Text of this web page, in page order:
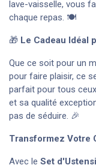
lave-vaisselle, vous
chaque repas. 🍽️
🎁 Le Cadeau Idéal
Que ce soit pour un
pour faire plaisir, ce
parfait pour tous
et sa qualité
pas de séduire. 🎉
Transformez Votre
Avec le Set